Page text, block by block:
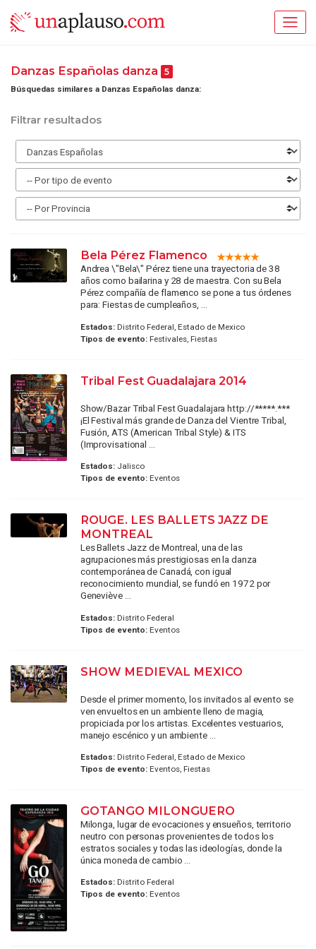
Danzas Españolas danza 5
Búsquedas similares a Danzas Españolas danza:
Filtrar resultados
Bela Pérez Flamenco
Andrea \"Bela\" Pérez tiene una trayectoria de 38
años como bailarina y 28 de maestra. Con su Bela
Pérez compañía de flamenco se pone a tus órdenes
para: Fiestas de cumpleaños, ...
Estados:Distrito Federal, Estado de Mexico
Tipos de evento:Festivales, Fiestas
Tribal Fest Guadalajara 2014
Show/Bazar Tribal Fest Guadalajara http://*****.***
¡El Festival más grande de Danza del Vientre Tribal,
Fusión, ATS (American Tribal Style) & ITS
(Improvisational ...
Estados:Jalisco
Tipos de evento:Eventos
ROUGE. LES BALLETS JAZZ DE
MONTREAL
Les Ballets Jazz de Montreal, una de las
agrupaciones más prestigiosas en la danza
contemporánea de Canadá, con igual
reconocimiento mundial, se fundó en 1972 por
Geneviève ...
Estados:Distrito Federal
Tipos de evento:Eventos
SHOW MEDIEVAL MEXICO
Desde el primer momento, los invitados al evento se
ven envueltos en un ambiente lleno de magia,
propiciada por los artistas. Excelentes vestuarios,
manejo escénico y un ambiente ...
Estados:Distrito Federal, Estado de Mexico
Tipos de evento:Eventos, Fiestas
GOTANGO MILONGUERO
Milonga, lugar de evocaciones y ensueños, territorio
neutro con personas provenientes de todos los
estratos sociales y todas las ideologías, donde la
única moneda de cambio ...
Estados:Distrito Federal
Tipos de evento:Eventos